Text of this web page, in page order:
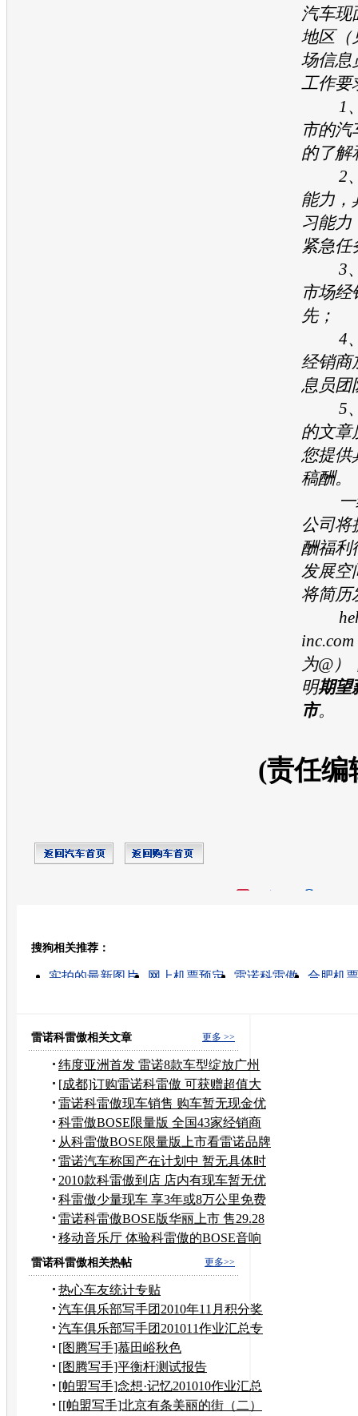
汽车现
地区（
场信息
工作要
1、
市的汽
的了解
2、
能力，
习能力
紧急任
3、
市场经
先；
4、
经销商
息员团
5、
的文章
您提供
稿酬。
一经
公司将
酬福利
发展空
将简历
为@）
明期望
市。
(责任编
搜狗相关推荐：
实拍的最新图片 网上机票预定 雷诺科雷傲
合肥机
更多 >>
雷诺科雷傲相关文章
纬度亚洲首发 雷诺8款车型绽放广州
车展
[成都]订购雷诺科雷傲 可获赠超值大
礼包
雷诺科雷傲现车销售 购车暂无现金优
惠
科雷傲BOSE限量版 全国43家经销商
上市
从科雷傲BOSE限量版上市看雷诺品牌
营销
雷诺汽车称国产在计划中 暂无具体时
间表
2010款科雷傲到店 店内有现车暂无优
惠
科雷傲少量现车 享3年或8万公里免费
保养
雷诺科雷傲BOSE版华丽上市 售29.28
万元
移动音乐厅 体验科雷傲的BOSE音响
系统
更多>>
雷诺科雷傲相关热帖
热心车友统计专贴
汽车俱乐部写手团2010年11月积分奖
励申请
汽车俱乐部写手团201011作业汇总专
贴
[图腾写手]慕田峪秋色
[图腾写手]平衡杆测试报告
[帕盟写手]念想·记忆201010作业汇总
[[帕盟写手]北京有条美丽的街（二）